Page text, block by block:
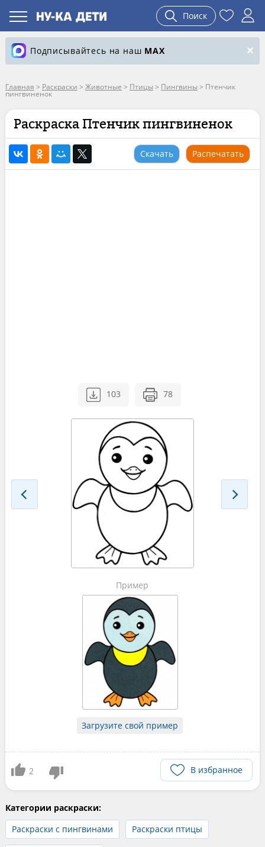
Поиск
Подписывайтесь на наш MAX
Главная > Раскраски > Животные > Птицы > Пингвины > Птенчик
пингвиненок
Раскраска Птенчик пингвиненок
Скачать Распечатать
103 78
Пример
Загрузите свой пример
2 В избранное
Категории раскраски:
Раскраски с пингвинами
Раскраски птицы